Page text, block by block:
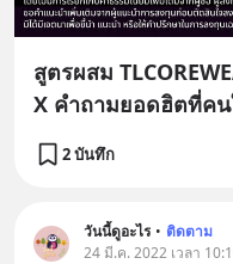
สูตรผสม
X คำถามยอดฮิตที่ค
2 บันทึก
วันนี้ดูอะไร • ติดตาม
24 มี.ค. 2022 เวลา